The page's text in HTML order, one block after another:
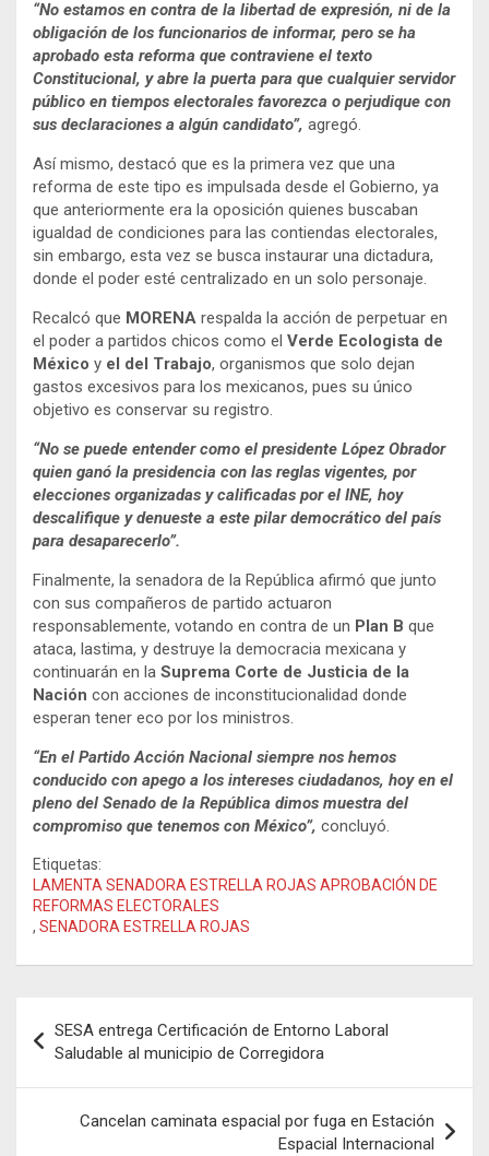
“No estamos en contra de la libertad de expresión, ni de la
obligación de los funcionarios de informar, pero se ha
aprobado esta reforma que contraviene el texto
Constitucional, y abre la puerta para que cualquier servidor
público en tiempos electorales favorezca o perjudique con
sus declaraciones a algún candidato”, agregó.
Así mismo, destacó que es la primera vez que una
reforma de este tipo es impulsada desde el Gobierno, ya
que anteriormente era la oposición quienes buscaban
igualdad de condiciones para las contiendas electorales,
sin embargo, esta vez se busca instaurar una dictadura,
donde el poder esté centralizado en un solo personaje.
Recalcó que MORENA respalda la acción de perpetuar en
el poder a partidos chicos como el Verde Ecologista de
México y el del Trabajo, organismos que solo dejan
gastos excesivos para los mexicanos, pues su único
objetivo es conservar su registro.
“No se puede entender como el presidente López Obrador
quien ganó la presidencia con las reglas vigentes, por
elecciones organizadas y calificadas por el INE, hoy
descalifique y denueste a este pilar democrático del país
para desaparecerlo”.
Finalmente, la senadora de la República afirmó que junto
con sus compañeros de partido actuaron
responsablemente, votando en contra de un Plan B que
ataca, lastima, y destruye la democracia mexicana y
continuarán en la Suprema Corte de Justicia de la
Nación con acciones de inconstitucionalidad donde
esperan tener eco por los ministros.
“En el Partido Acción Nacional siempre nos hemos
conducido con apego a los intereses ciudadanos, hoy en el
pleno del Senado de la República dimos muestra del
compromiso que tenemos con México”, concluyó.
Etiquetas:
LAMENTA SENADORA ESTRELLA ROJAS APROBACIÓN DE
REFORMAS ELECTORALES
, SENADORA ESTRELLA ROJAS
de
entradas
SESA entrega Certificación de Entorno Laboral
Saludable al municipio de Corregidora
Cancelan caminata espacial por fuga en Estación
Espacial Internacional